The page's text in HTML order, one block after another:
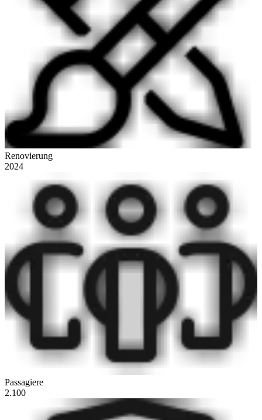
Renovierung
2024
Passagiere
2.100